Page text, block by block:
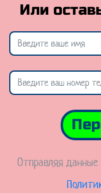
Или
Отправляя данные